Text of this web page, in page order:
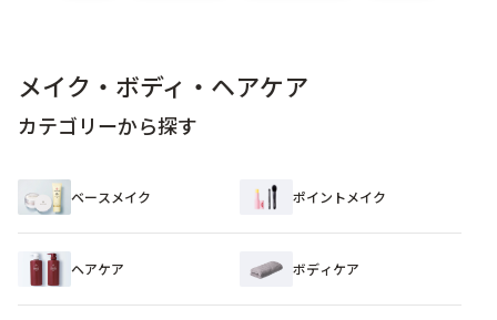
メイク・ボディ・ヘアケア
カテゴリーから探す
ベースメイク ポイントメイク
ヘアケア ボディケア